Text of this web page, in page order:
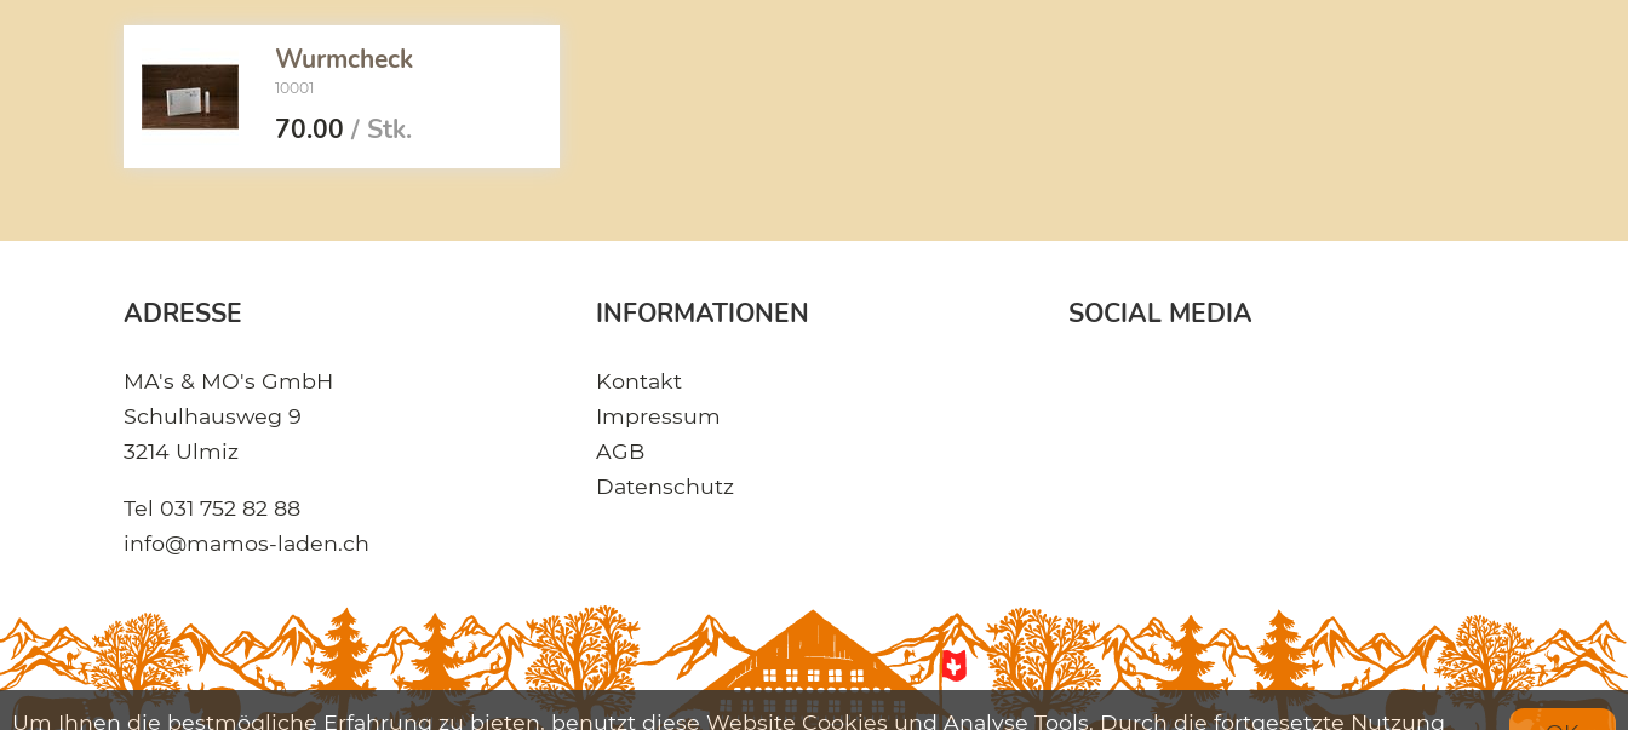
Wurmcheck
10001
70.00 / Stk.
ADRESSE
MA's & MO's GmbH
Schulhausweg 9
3214 Ulmiz
Tel 031 752 82 88
info@mamos-laden.ch
INFORMATIONEN
Kontakt
Impressum
AGB
Datenschutz
SOCIAL MEDIA
Um Ihnen die bestmögliche Erfahrung zu bieten, benutzt diese Website Cookies und Analyse Tools. Durch die fortgesetzte Nutzung